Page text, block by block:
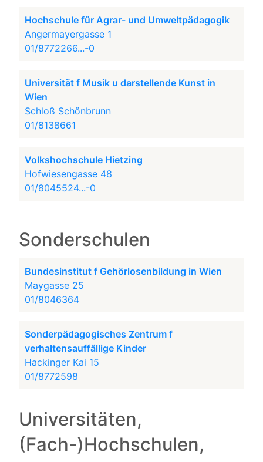
Hochschule für Agrar- und Umweltpädagogik
Angermayergasse 1
01/8772266...-0
Universität f Musik u darstellende Kunst in
Wien
Schloß Schönbrunn
01/8138661
Volkshochschule Hietzing
Hofwiesengasse 48
01/8045524...-0
Sonderschulen
Bundesinstitut f Gehörlosenbildung in Wien
Maygasse 25
01/8046364
Sonderpädagogisches Zentrum f
verhaltensauffällige Kinder
Hackinger Kai 15
01/8772598
Universitäten,
(Fach-)Hochschulen,